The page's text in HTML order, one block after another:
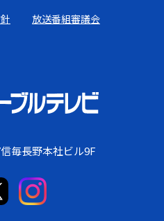
放送番組審議会
毎長野本社ビル9F